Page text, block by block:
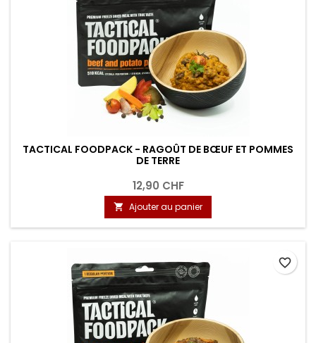
TACTICAL FOODPACK - RAGOÛT DE BŒUF ET POMMES
DE TERRE
12,90 CHF
 Ajouter au panier
favorite_border